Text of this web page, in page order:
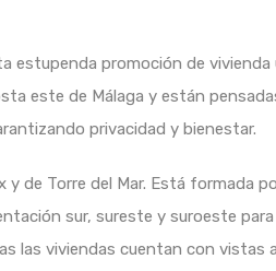
estupenda promoción de
este de Málaga y están
privacidad y bienestar.
y de Torre del Mar. Está formada
sur, sureste y suroeste
las viviendas cuentan con vistas